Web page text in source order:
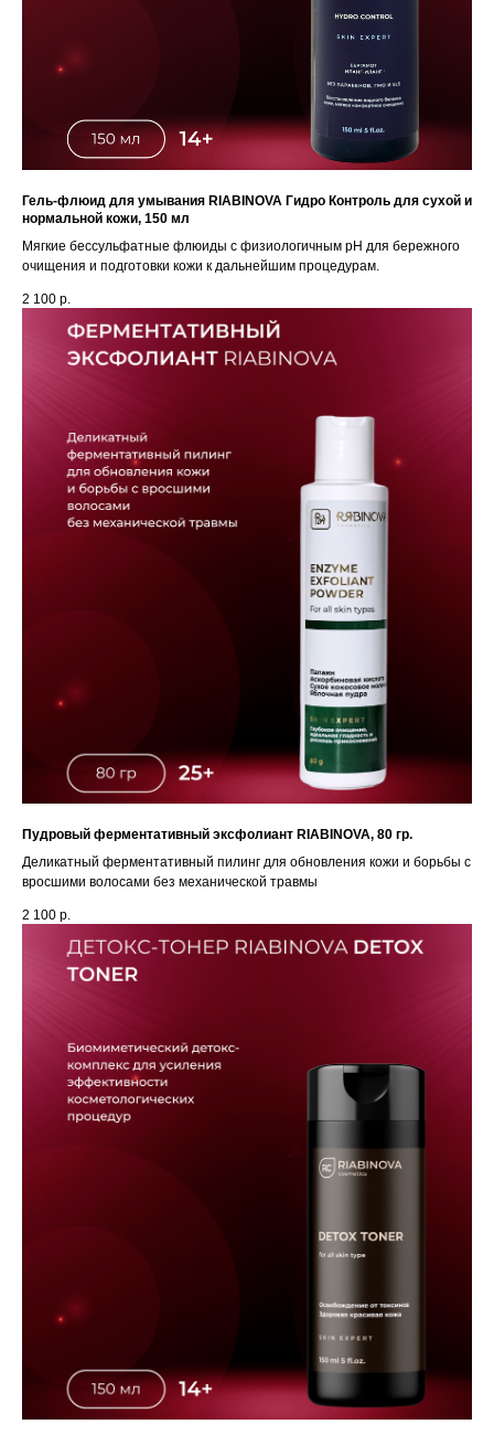
Гель-флюид для умывания RIABINOVA Гидро Контроль для сухой и
нормальной кожи, 150 мл
Мягкие бессульфатные флюиды с физиологичным pH для бережного
очищения и подготовки кожи к дальнейшим процедурам.
2 100 р.
Пудровый ферментативный эксфолиант RIABINOVA, 80 гр.
Деликатный ферментативный пилинг для обновления кожи и борьбы с
вросшими волосами без механической травмы
2 100 р.